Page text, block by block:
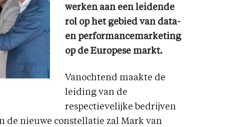
werken aan een leidende
rol op het gebied van data-
en performancemarketing
op de Europese markt.
Vanochtend maakte de
leiding van de
respectievelijke bedrijven
de nieuwe constellatie zal Mark van